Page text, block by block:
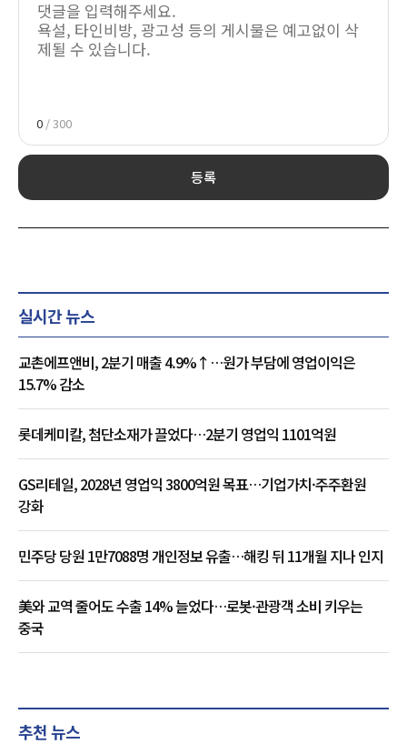
0 / 300
등록
실시간 뉴스
교촌에프앤비, 2분기 매출 4.9%↑…원가 부담에 영업이익은
15.7% 감소
롯데케미칼, 첨단소재가 끌었다…2분기 영업익 1101억원
GS리테일, 2028년 영업익 3800억원 목표…기업가치·주주환원
강화
민주당 당원 1만7088명 개인정보 유출…해킹 뒤 11개월 지나 인지
美와 교역 줄어도 수출 14% 늘었다…로봇·관광객 소비 키우는
중국
추천 뉴스